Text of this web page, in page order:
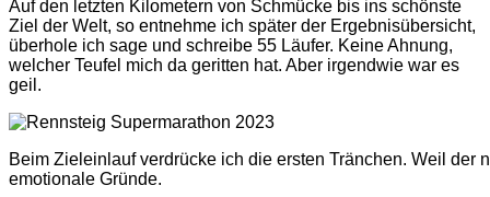
Auf den letzten Kilometern von Schmücke bis ins schönste
Ziel der Welt, so entnehme ich später der Ergebnisübersicht,
überhole ich sage und schreibe 55 Läufer. Keine Ahnung,
welcher Teufel mich da geritten hat. Aber irgendwie war es
geil.
Beim Zieleinlauf verdrücke ich die ersten Tränchen. Weil der
emotionale Gründe.